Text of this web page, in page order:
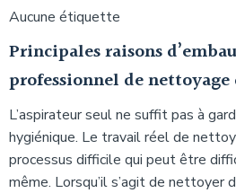
Aucune étiquette
Principales raisons
professionnel de nettoyage
L’aspirateur seul ne suffit pas à
hygiénique. Le travail réel de
processus difficile qui peut être
même. Lorsqu’il s’agit de nettoyer